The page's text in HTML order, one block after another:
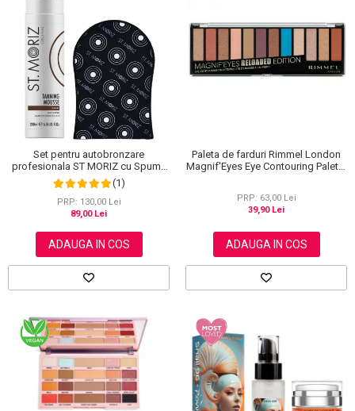
Set pentru autobronzare
profesionala ST MORIZ cu Spuma
Dark Fast Drying si Manusa Velvet
Tanning Mitt
(1)
PRP: 130,00 Lei
89,00 Lei
ADAUGA IN COS
Paleta de farduri Rimmel London
Magnif'Eyes Eye Contouring Palette
PRP: 63,00 Lei
39,90 Lei
ADAUGA IN COS